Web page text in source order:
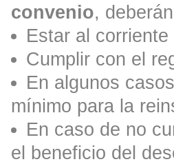
convenio,
Estar al
Cumplir con el
En algunos
mínimo para la
En caso de no
el beneficio del